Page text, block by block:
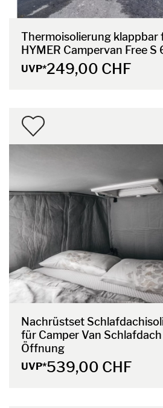
Thermoisolierung klappbar
HYMER Campervan Free S
UVP*249,00 CHF
Nachrüstset
für Camper Van
Öffnung
UVP*539,00 CHF